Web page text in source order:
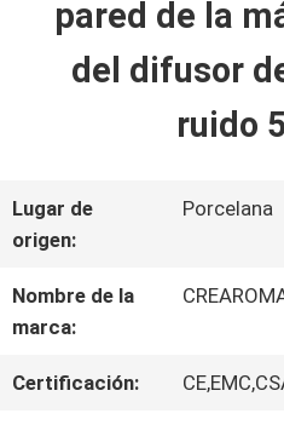
VIDEOS
SHOW
SOBRE
NOSOTROS
pared de la
del difusor
ruido
Lugar de
origen:
Porcelana
Nombre de la
marca:
Certificación: